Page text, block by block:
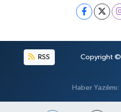
RSS Copyright ©
Haber Yazılımı: